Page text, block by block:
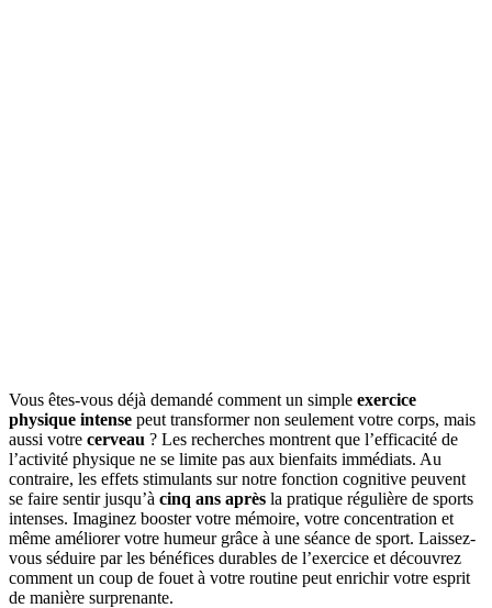
Vous êtes-vous déjà demandé comment un simple exercice
physique intense peut transformer non seulement votre corps, mais
aussi votre cerveau ? Les recherches montrent que l’efficacité de
l’activité physique ne se limite pas aux bienfaits immédiats. Au
contraire, les effets stimulants sur notre fonction cognitive peuvent
se faire sentir jusqu’à cinq ans après la pratique régulière de sports
intenses. Imaginez booster votre mémoire, votre concentration et
même améliorer votre humeur grâce à une séance de sport. Laissez-
vous séduire par les bénéfices durables de l’exercice et découvrez
comment un coup de fouet à votre routine peut enrichir votre esprit
de manière surprenante.